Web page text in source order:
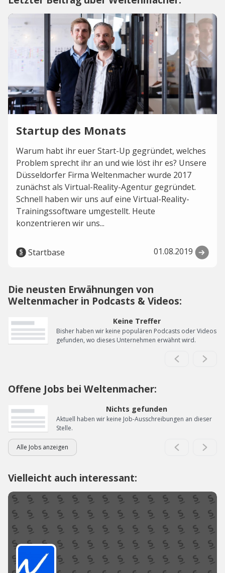
Startup des Monats
Warum habt ihr euer Start-Up gegründet, welches
Problem sprecht ihr an und wie löst ihr es? Unsere
Düsseldorfer Firma Weltenmacher wurde 2017
zunächst als Virtual-Reality-Agentur gegründet.
Schnell haben wir uns auf eine Virtual-Reality-
Trainingssoftware umgestellt. Heute
konzentrieren wir uns...
Startbase 01.08.2019
Die neusten Erwähnungen von
Weltenmacher in Podcasts & Videos:
Keine Treffer
Bisher haben wir keine populären Podcasts oder Videos
gefunden, wo dieses Unternehmen erwähnt wird.
Offene Jobs bei Weltenmacher:
Nichts gefunden
Aktuell haben wir keine Job-Ausschreibungen an dieser
Stelle.
Alle Jobs anzeigen
Vielleicht auch interessant: